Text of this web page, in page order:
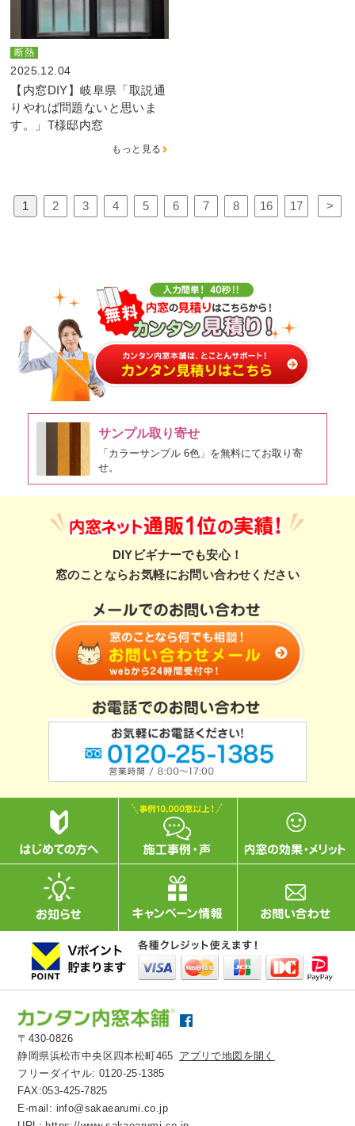
断熱
2025.12.04
【内窓DIY】岐阜県「取説通
りやれば問題ないと思いま
す。」T様邸内窓
もっと見る
1 2 3 4 5 6 7 8 16 17 >
サンプル取り寄せ
「カラーサンプル 6色」を無料にてお取り寄
せ。
DIYビギナーでも安心！
窓のことならお気軽にお問い合わせください
〒430-0826
静岡県浜松市中央区四本松町465 アプリで地図を開く
フリーダイヤル:0120-25-1385
FAX:053-425-7825
E-mail: info@sakaearumi.co.jp